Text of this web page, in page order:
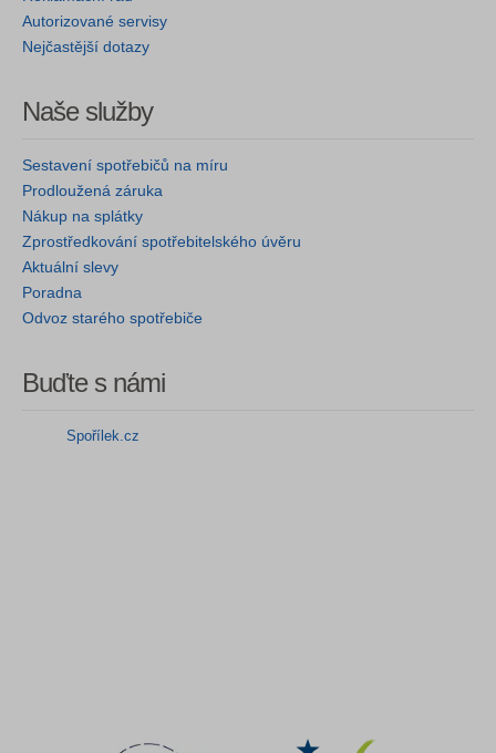
Autorizované servisy
Nejčastější dotazy
Naše služby
Sestavení spotřebičů na míru
Prodloužená záruka
Nákup na splátky
Zprostředkování spotřebitelského úvěru
Aktuální slevy
Poradna
Odvoz starého spotřebiče
Buďte s námi
Spořílek.cz